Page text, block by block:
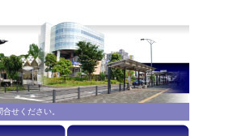
せください。